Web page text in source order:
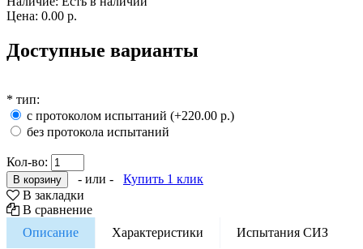
Цена: 0.00 р.
Доступные варианты
* тип:
с протоколом испытаний (+220.00 р.)
без протокола испытаний
Кол-во:
- или -
Купить 1 клик
В закладки
В сравнение
Описание
Характеристики Испытания СИЗ